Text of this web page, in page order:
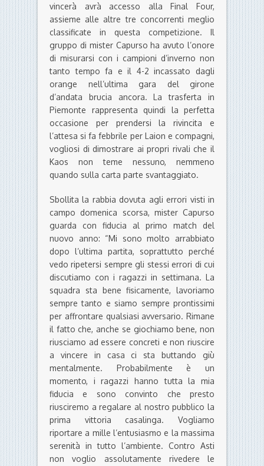
vincerà avrà accesso alla Final Four,
assieme alle altre tre concorrenti meglio
classificate in questa competizione. Il
gruppo di mister Capurso ha avuto l’onore
di misurarsi con i campioni d’inverno non
tanto tempo fa e il 4-2 incassato dagli
orange nell’ultima gara del girone
d’andata brucia ancora. La trasferta in
Piemonte rappresenta quindi la perfetta
occasione per prendersi la rivincita e
l’attesa si fa febbrile per Laion e compagni,
vogliosi di dimostrare ai propri rivali che il
Kaos non teme nessuno, nemmeno
quando sulla carta parte svantaggiato.
Sbollita la rabbia dovuta agli errori visti in
campo domenica scorsa, mister Capurso
guarda con fiducia al primo match del
nuovo anno: “Mi sono molto arrabbiato
dopo l’ultima partita, soprattutto perché
vedo ripetersi sempre gli stessi errori di cui
discutiamo con i ragazzi in settimana. La
squadra sta bene fisicamente, lavoriamo
sempre tanto e siamo sempre prontissimi
per affrontare qualsiasi avversario. Rimane
il fatto che, anche se giochiamo bene, non
riusciamo ad essere concreti e non riuscire
a vincere in casa ci sta buttando giù
mentalmente. Probabilmente è un
momento, i ragazzi hanno tutta la mia
fiducia e sono convinto che presto
riusciremo a regalare al nostro pubblico la
prima vittoria casalinga. Vogliamo
riportare a mille l’entusiasmo e la massima
serenità in tutto l’ambiente. Contro Asti
non voglio assolutamente rivedere le